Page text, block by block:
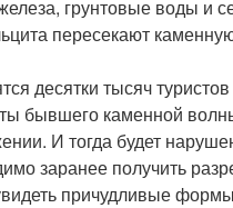
грунтовые воды и
пересекают
десятки тысяч
бывшего каменной
И тогда будет
заранее получить
причудливые